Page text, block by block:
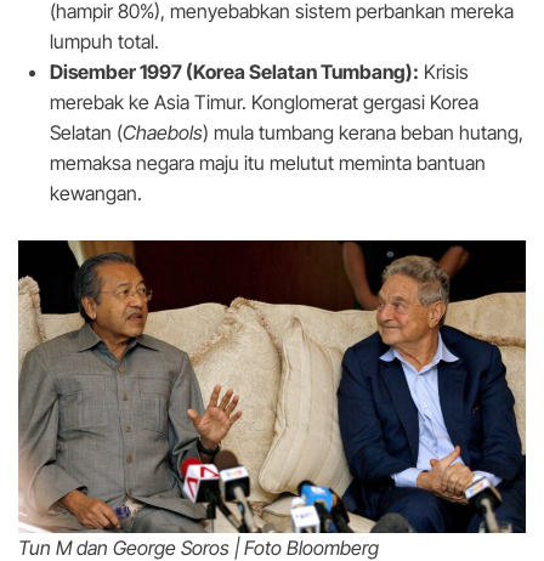
(hampir 80%), menyebabkan sistem perbankan mereka
lumpuh total.
Disember 1997 (Korea Selatan Tumbang): Krisis
merebak ke Asia Timur. Konglomerat gergasi Korea
Selatan (Chaebols) mula tumbang kerana beban hutang,
memaksa negara maju itu melutut meminta bantuan
kewangan.
Tun M dan George Soros | Foto Bloomberg